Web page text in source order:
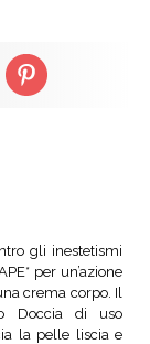
Pinterest
gli inestetismi
per un’azione
crema corpo. Il
Doccia di uso
la pelle liscia e